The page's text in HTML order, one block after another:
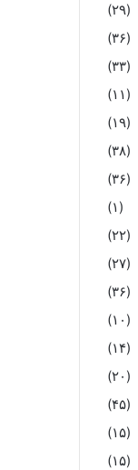
(۲۹)
(۳۶)
(۳۳)
(۱۱)
(۱۹)
(۳۸)
(۳۶)
(۱)
(۲۲)
(۲۷)
(۳۶)
(۱۰)
(۱۴)
(۲۰)
(۴۵)
(۱۵)
(۱۵)